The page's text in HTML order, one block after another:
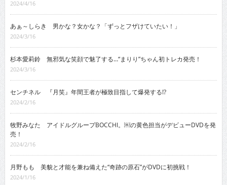
2024/4/16
あぁ～しらき 男かな？女かな？「ずっとフザけていたい！」
2024/3/16
杉本愛莉鈴 無邪気な笑顔で魅了する…“まりり”ちゃん初トレカ発売！
2024/3/16
センチネル 『月笑』年間王者が極致目指して爆発する!?
2024/2/16
牧野みなた アイドルグループBOCCHI。￼の黄色担当がデビューDVDを発
売！
2024/2/16
月野もも 美貌と才能を兼ね備えた“奇跡の原石”がDVDに初挑戦！
2024/1/16